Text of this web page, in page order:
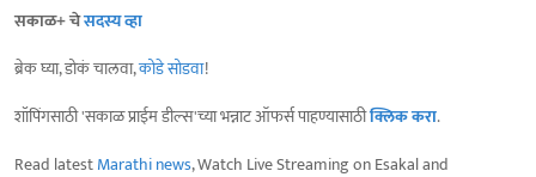
सकाळ+ चेसदस्य व्हा
ब्रेक घ्या, डोकं चालवा,कोडे सोडवा!
शॉपिंगसाठी 'सकाळ प्राईम डील्स'च्या भन्नाट ऑफर्स पाहण्यासाठीक्लिक करा.
Read latestMarathi news, Watch Live Streaming on Esakal and